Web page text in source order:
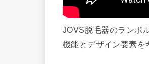
JOVS脱毛器のランボ
機能とデザイン要素を